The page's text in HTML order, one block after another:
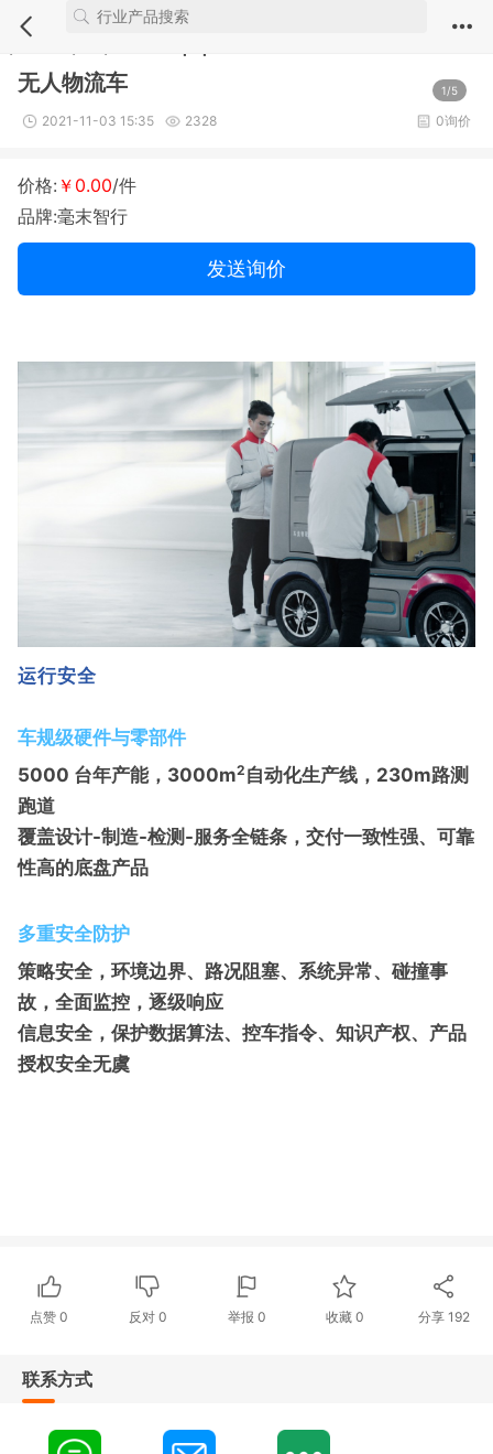
Notice : Undefined index: comment_module in
/webdata/new.iuvs.c
1/5
无人物流车
2021-11-03 15:35 2328 0询价
价格: ￥0.00/件
品牌:毫末智行
发送询价
运行安全
车规级硬件与零部件
5000 台年产能，3000m2 自动化生产线，230m路测
跑道
覆盖设计-制造-检测-服务全链条，交付一致性强、可靠
性高的底盘产品
多重安全防护
策略安全，环境边界、路况阻塞、系统异常、碰撞事
故，全面监控，逐级响应
信息安全，保护数据算法、控车指令、知识产权、产品
授权安全无虞
点赞0 反对 0 举报 0 收藏 0 分享 192
联系方式